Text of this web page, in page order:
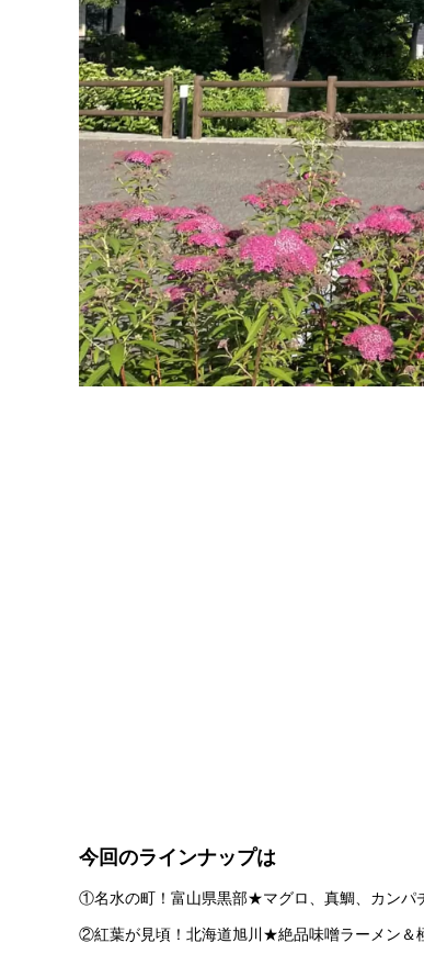
今回のラインナップは
①名水の町！富山県黒部★マグロ、真鯛、カンパ
②紅葉が見頃！北海道旭川★絶品味噌ラーメン＆